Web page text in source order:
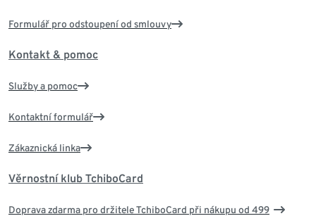
Formulář pro odstoupení od smlouvy
Kontakt & pomoc
Služby a pomoc
Kontaktní formulář
Zákaznická linka
Věrnostní klub TchiboCard
Doprava zdarma pro držitele TchiboCard při nákupu od 499